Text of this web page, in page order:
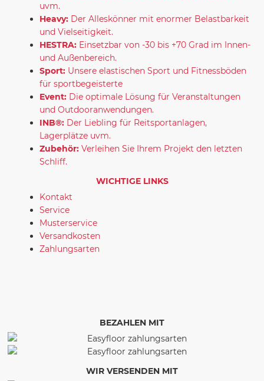
uvm.
Heavy: Der Alleskönner mit enormer Belastbarkeit
und Vielseitigkeit.
HESTRA: Einsetzbar von -30 bis +70 Grad im Innen-
und Außenbereich.
Sport: Unsere elastischen Sport und Fitnessböden
für sportbegeisterte
Event: Die optimale Lösung für Veranstaltungen
und Outdooranwendungen.
INB®: Der Liebling für Reitsportanlagen,
Lagerplätze uvm.
Zubehör: Verleihen Sie Ihrem Projekt den letzten
Schliff.
WICHTIGE LINKS
Kontakt
Service
Musterservice
Versandkosten
Zahlungsarten
BEZAHLEN MIT
WIR VERSENDEN MIT